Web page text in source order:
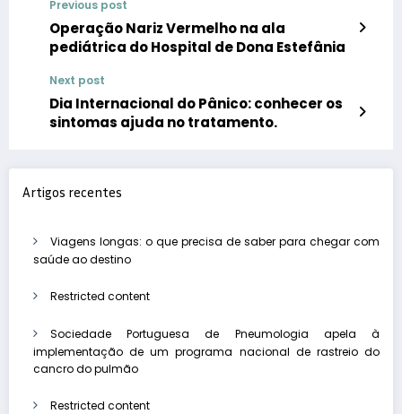
Previous post
Operação Nariz Vermelho na ala
pediátrica do Hospital de Dona Estefânia
Next post
Dia Internacional do Pânico: conhecer os
sintomas ajuda no tratamento.
Artigos recentes
Viagens longas: o que precisa de saber para chegar com
saúde ao destino
Restricted content
Sociedade Portuguesa de Pneumologia apela à
implementação de um programa nacional de rastreio do
cancro do pulmão
Restricted content